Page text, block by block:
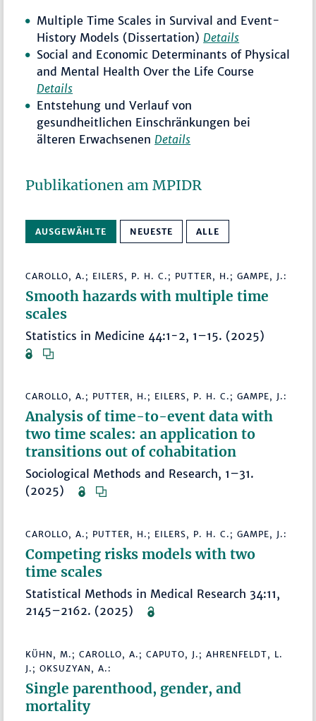
Multiple Time Scales in Survival and Event-
History Models (Dissertation) Details
Social and Economic Determinants of Physical
and Mental Health Over the Life Course
Details
Entstehung und Verlauf von
gesundheitlichen Einschränkungen bei
älteren Erwachsenen Details
Publikationen am MPIDR
AUSGEWÄHLTE NEUESTE ALLE
CAROLLO, A.; EILERS, P. H. C.; PUTTER, H.; GAMPE, J.:
Smooth hazards with multiple time
scales
Statistics in Medicine 44:1-2, 1–15. (2025)
CAROLLO, A.; PUTTER, H.; EILERS, P. H. C.; GAMPE, J.:
Analysis of time-to-event data with
two time scales: an application to
transitions out of cohabitation
Sociological Methods and Research, 1–31.
(2025)
CAROLLO, A.; PUTTER, H.; EILERS, P. H. C.; GAMPE, J.:
Competing risks models with two
time scales
Statistical Methods in Medical Research 34:11,
2145–2162. (2025)
KÜHN, M.; CAROLLO, A.; CAPUTO, J.; AHRENFELDT, L.
J.; OKSUZYAN, A.:
Single parenthood, gender, and
mortality